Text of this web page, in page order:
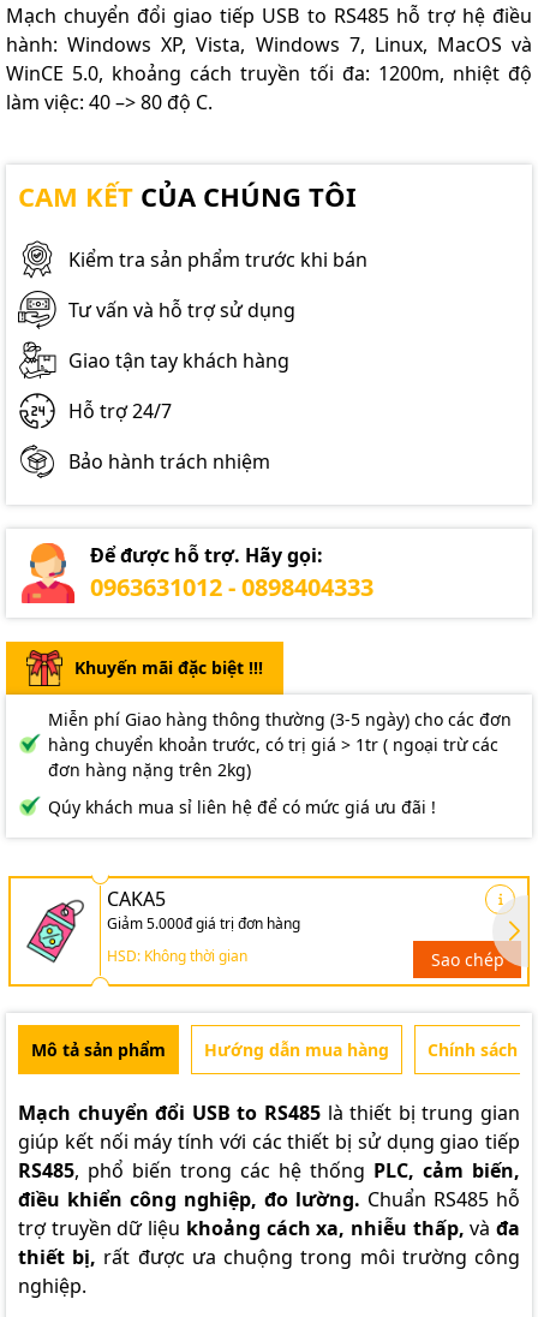
Mạch chuyển đổi giao tiếp USB to RS485 hỗ trợ hệ điều
hành: Windows XP, Vista, Windows 7, Linux, MacOS và
WinCE 5.0, khoảng cách truyền tối đa: 1200m, nhiệt độ
làm việc: 40 –> 80 độ C.
CAM KẾT CỦA CHÚNG TÔI
Kiểm tra sản phẩm trước khi bán
Tư vấn và hỗ trợ sử dụng
Giao tận tay khách hàng
Hỗ trợ 24/7
Bảo hành trách nhiệm
Để được hỗ trợ. Hãy gọi:
0963631012 - 0898404333
Khuyến mãi đặc biệt !!!
Miễn phí Giao hàng thông thường (3-5 ngày) cho các đơn
hàng chuyển khoản trước, có trị giá > 1tr ( ngoại trừ các
đơn hàng nặng trên 2kg)
Qúy khách mua sỉ liên hệ để có mức giá ưu đãi !
CAKA5
Giảm 5.000đ giá trị đơn hàng
HSD: Không thời gian
Sao chép
Mô tả sản phẩm Hướng dẫn mua hàng Chính sách
Mạch chuyển đổi USB to RS485 là thiết bị trung gian
giúp kết nối máy tính với các thiết bị sử dụng giao tiếp
RS485, phổ biến trong các hệ thống PLC, cảm biến,
điều khiển công nghiệp, đo lường. Chuẩn RS485 hỗ
trợ truyền dữ liệu khoảng cách xa, nhiễu thấp, vàđa
thiết bị, rất được ưa chuộng trong môi trường công
nghiệp.